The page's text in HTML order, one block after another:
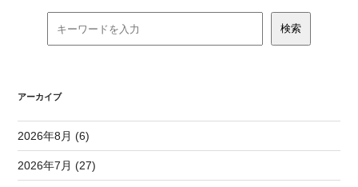
アーカイブ
2026年8月 (6)
2026年7月 (27)